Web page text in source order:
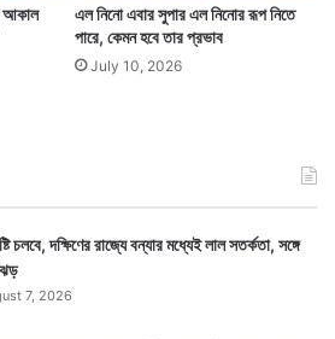
আকাল
এল নিনো এবার সুপার এল নিনোর রূপ নিতে
পারে, কেমন হবে তার প্রভাব
July 10, 2026
চলবে, দক্ষিণের রাজ্যে বন্যার মধ্যেই লাল সতর্কতা, সঙ্গে
7, 2026